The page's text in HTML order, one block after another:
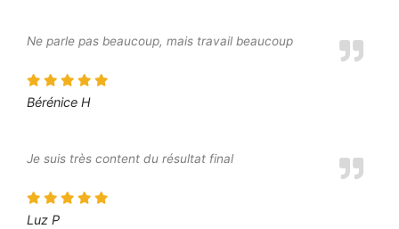
Ne parle pas beaucoup, mais travail beaucoup
Bérénice H
Je suis très content du résultat final
Luz P